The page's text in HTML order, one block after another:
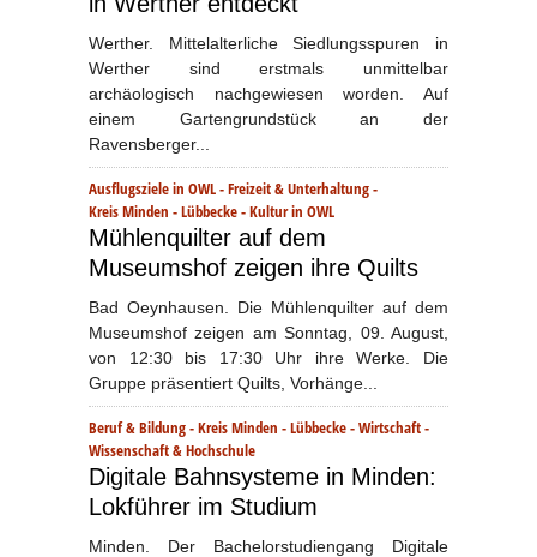
Werther. Mittelalterliche Siedlungsspuren in
Werther sind erstmals unmittelbar
archäologisch nachgewiesen worden. Auf
einem Gartengrundstück an der
Ravensberger...
Ausflugsziele in OWL-Freizeit & Unterhaltung-
Kreis Minden - Lübbecke-Kultur in OWL
Mühlenquilter auf dem
Museumshof zeigen ihre Quilts
Bad Oeynhausen. Die Mühlenquilter auf dem
Museumshof zeigen am Sonntag, 09. August,
von 12:30 bis 17:30 Uhr ihre Werke. Die
Gruppe präsentiert Quilts, Vorhänge...
Beruf & Bildung-Kreis Minden - Lübbecke-Wirtschaft-
Wissenschaft & Hochschule
Digitale Bahnsysteme in Minden:
Lokführer im Studium
Minden. Der Bachelorstudiengang Digitale